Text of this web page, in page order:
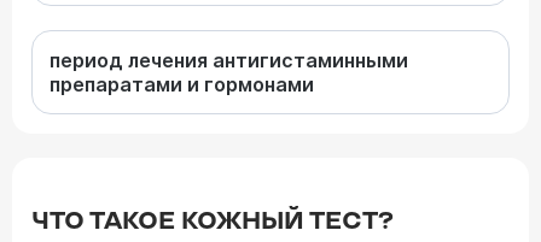
период лечения антигистаминными
препаратами и гормонами
ЧТО ТАКОЕ КОЖНЫЙ ТЕСТ?